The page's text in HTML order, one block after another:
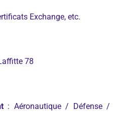
Exchange, etc.
78
: Aéronautique / Défense /